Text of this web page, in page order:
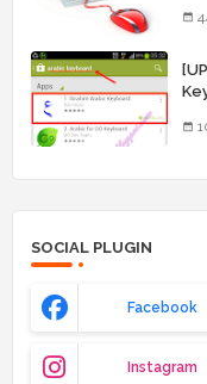
SOCIAL PLUGIN
Facebook
Instagram